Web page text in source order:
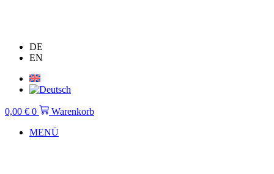
DE
EN
0,00 € 0
Warenkorb
MENÜ